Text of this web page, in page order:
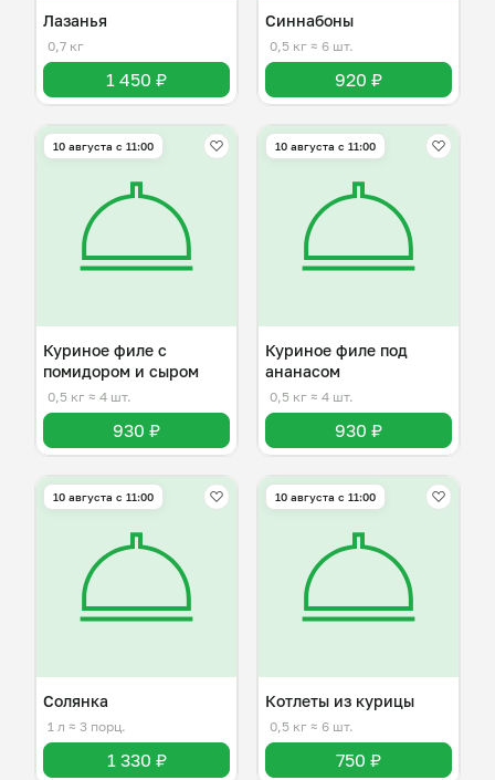
Лазанья
0,7 кг
1 450 ₽
Синнабоны
0,5 кг ≈ 6 шт.
920 ₽
10 августа с 11:00
Куриное филе с
помидором и сыром
0,5 кг ≈ 4 шт.
930 ₽
10 августа с 11:00
Куриное филе под
ананасом
0,5 кг ≈ 4 шт.
930 ₽
10 августа с 11:00
Солянка
1 л ≈ 3 порц.
1 330 ₽
10 августа с 11:00
Котлеты из курицы
0,5 кг ≈ 6 шт.
750 ₽